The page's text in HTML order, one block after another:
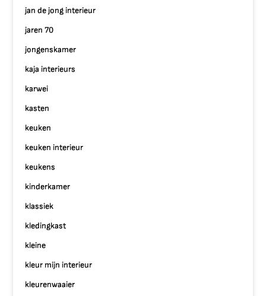
jan de jong interieur
jaren 70
jongenskamer
kaja interieurs
karwei
kasten
keuken
keuken interieur
keukens
kinderkamer
klassiek
kledingkast
kleine
kleur mijn interieur
kleurenwaaier